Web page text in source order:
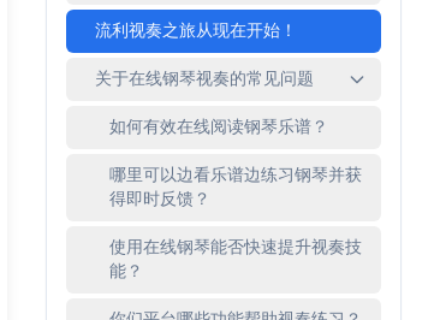
流利视奏之旅从现在开始！
关于在线钢琴视奏的常见问题
如何有效在线阅读钢琴乐谱？
哪里可以边看乐谱边练习钢琴并获
得即时反馈？
使用在线钢琴能否快速提升视奏技
能？